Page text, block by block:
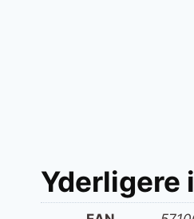
Yderligere